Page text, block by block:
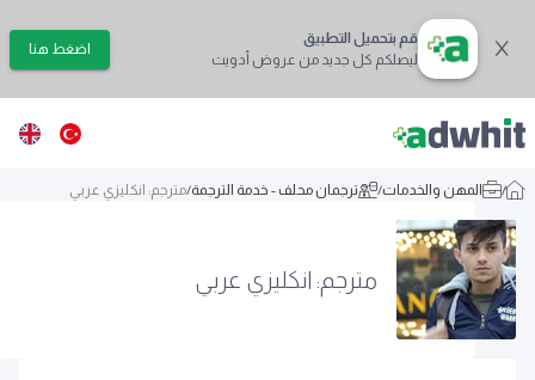
قم بتحميل التطبيق
ليصلكم كل جديد من عروض أدويت
اضغط هنا
/ المهن والخدمات/ ترجمان محلف - خدمة الترجمة/مترجم: انكليزي عربي
مترجم: انكليزي عربي